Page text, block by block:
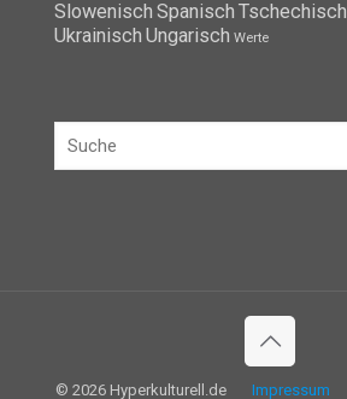
Slowenisch Spanisch Tschechisch
Ukrainisch Ungarisch Werte
© 2026 Hyperkulturell.de Impressum